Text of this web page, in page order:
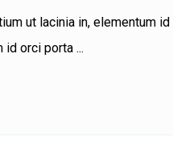
ut lacinia in, elementum
orci porta ...